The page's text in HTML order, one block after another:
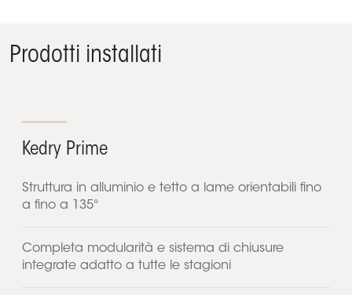
Prodotti installati
Kedry Prime
Struttura in alluminio e tetto a lame orientabili fino
a fino a 135°
Completa modularità e sistema di chiusure
integrate adatto a tutte le stagioni